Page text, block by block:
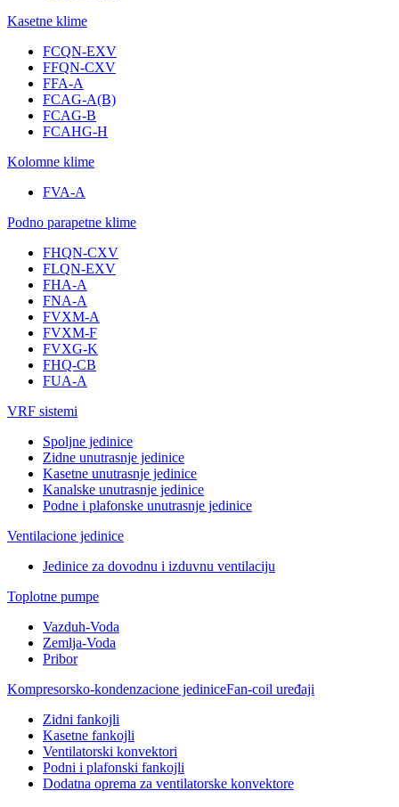
Kasetne klime
FCQN-EXV
FFQN-CXV
FFA-A
FCAG-A(B)
FCAG-B
FCAHG-H
Kolomne klime
FVA-A
Podno parapetne klime
FHQN-CXV
FLQN-EXV
FHA-A
FNA-A
FVXM-A
FVXM-F
FVXG-K
FHQ-CB
FUA-A
VRF sistemi
Spoljne jedinice
Zidne unutrasnje jedinice
Kasetne unutrasnje jedinice
Kanalske unutrasnje jedinice
Podne i plafonske unutrasnje jedinice
Ventilacione jedinice
Jedinice za dovodnu i izduvnu ventilaciju
Toplotne pumpe
Vazduh-Voda
Zemlja-Voda
Pribor
Kompresorsko-kondenzacione jediniceFan-coil uređaji
Zidni fankojli
Kasetne fankojli
Ventilatorski konvektori
Podni i plafonski fankojli
Dodatna oprema za ventilatorske konvektore